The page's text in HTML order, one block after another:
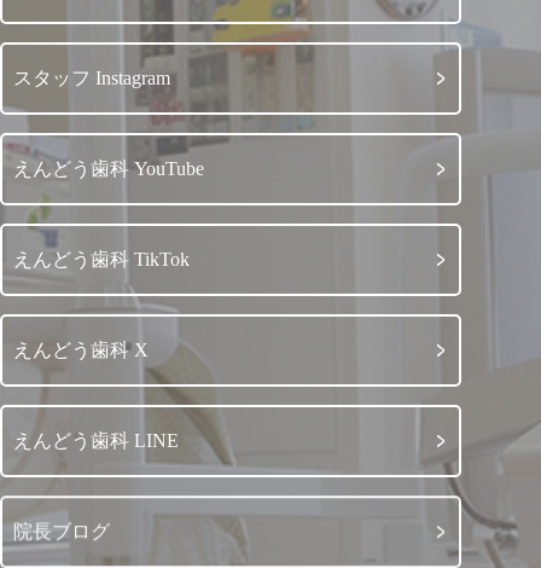
スタッフ Instagram
えんどう歯科 YouTube
えんどう歯科 TikTok
えんどう歯科 X
えんどう歯科 LINE
院長ブログ